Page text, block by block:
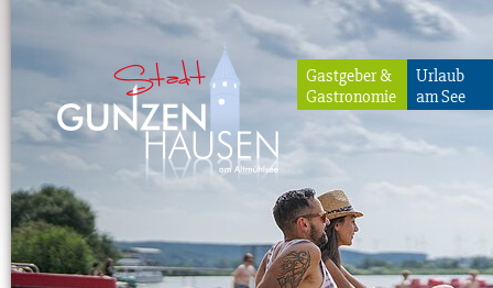
Gunzenhausen
Gastgeber &
Gastronomie
Urlaub
am See